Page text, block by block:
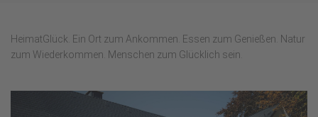
HeimatGlück. Ein Ort zum Ankommen. Essen zum Genießen. Natur
zum Wiederkommen. Menschen zum Glücklich sein.